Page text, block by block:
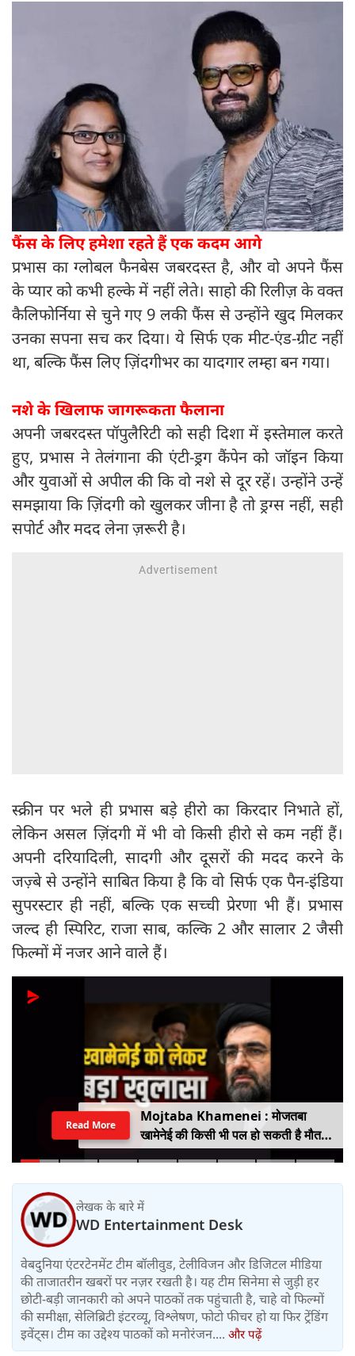
फैंस के लिए हमेशा रहते हैं एक कदम आगे
प्रभास का ग्लोबल फैनबेस जबरदस्त है, और वो अपने फैंस
के प्यार को कभी हल्के में नहीं लेते। साहो की रिलीज़ के वक्त
कैलिफोर्निया से चुने गए 9 लकी फैंस से उन्होंने खुद मिलकर
उनका सपना सच कर दिया। ये सिर्फ एक मीट-एंड-ग्रीट नहीं
था, बल्कि फैंस लिए ज़िंदगीभर का यादगार लम्हा बन गया।
नशे के खिलाफ जागरूकता फैलाना
अपनी जबरदस्त पॉपुलैरिटी को सही दिशा में इस्तेमाल करते
हुए, प्रभास ने तेलंगाना की एंटी-ड्रग कैंपेन को जॉइन किया
और युवाओं से अपील की कि वो नशे से दूर रहें। उन्होंने उन्हें
समझाया कि ज़िंदगी को खुलकर जीना है तो ड्रग्स नहीं, सही
सपोर्ट और मदद लेना ज़रूरी है।
स्क्रीन पर भले ही प्रभास बड़े हीरो का किरदार निभाते हों,
लेकिन असल ज़िंदगी में भी वो किसी हीरो से कम नहीं हैं।
अपनी दरियादिली, सादगी और दूसरों की मदद करने के
जज़्बे से उन्होंने साबित किया है कि वो सिर्फ एक पैन-इंडिया
सुपरस्टार ही नहीं, बल्कि एक सच्ची प्रेरणा भी हैं। प्रभास
जल्द ही स्पिरिट, राजा साब, कल्कि 2 और सालार 2 जैसी
फिल्मों में नजर आने वाले हैं।
Mojtaba Khamenei : मोजतबा
खामेनेई की किसी भी पल हो सकती है मौत,
इजराइली मीडिया के दावे के बीच सामने आया
Read More
लेखक के बारे में
WD Entertainment Desk
वेबदुनिया एंटरटेनमेंट टीम बॉलीवुड, टेलीविजन और डिजिटल मीडिया
की ताजातरीन खबरों पर नज़र रखती है। यह टीम सिनेमा से जुड़ी हर
छोटी-बड़ी जानकारी को अपने पाठकों तक पहुंचाती है, चाहे वो फिल्मों
की समीक्षा, सेलिब्रिटी इंटरव्यू, विश्लेषण, फोटो फीचर हो या फिर ट्रेंडिंग
इवेंट्स। टीम का उद्देश्य पाठकों को मनोरंजन.... और पढ़ें